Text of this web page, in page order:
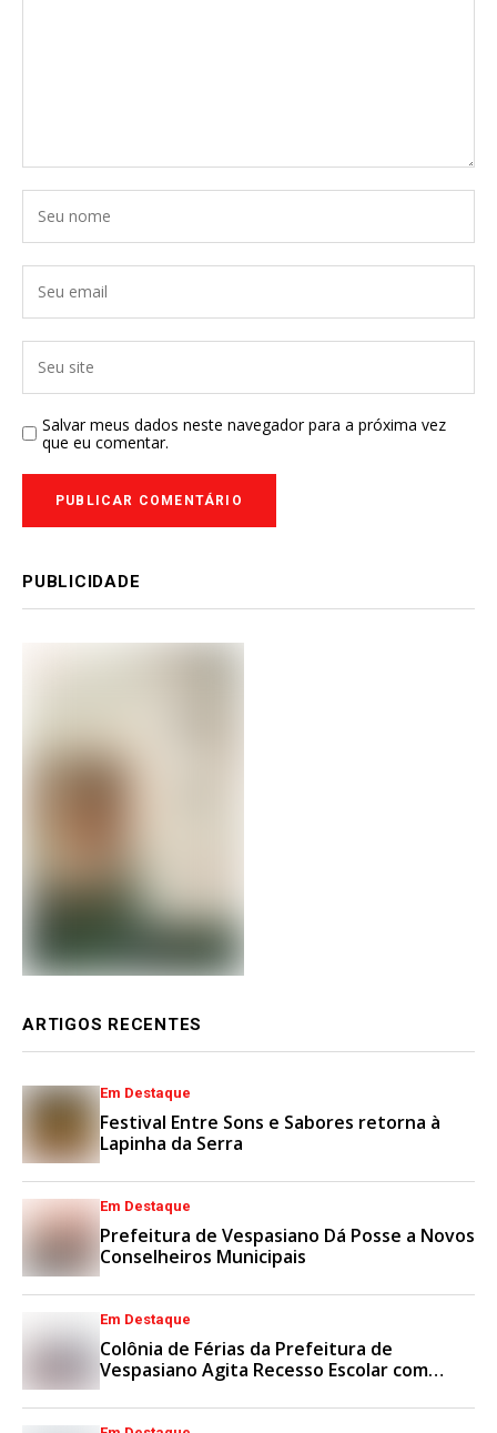
Salvar meus dados neste navegador para a próxima vez
que eu comentar.
PUBLICIDADE
ARTIGOS RECENTES
Em Destaque
Festival Entre Sons e Sabores retorna à
Lapinha da Serra
Em Destaque
Prefeitura de Vespasiano Dá Posse a Novos
Conselheiros Municipais
Em Destaque
Colônia de Férias da Prefeitura de
Vespasiano Agita Recesso Escolar com